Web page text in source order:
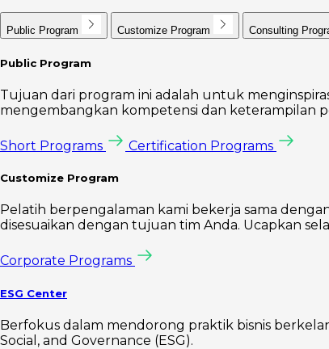
Public Program Customize Program Consulting
Public Program
Tujuan dari program ini adalah untuk
mengembangkan kompetensi dan keterampilan
Short Programs Certification Programs
Customize Program
Pelatih berpengalaman kami bekerja sama
disesuaikan dengan tujuan tim Anda. Ucapkan
Corporate Programs
ESG Center
Berfokus dalam mendorong praktik bisnis
Social, and Governance (ESG).